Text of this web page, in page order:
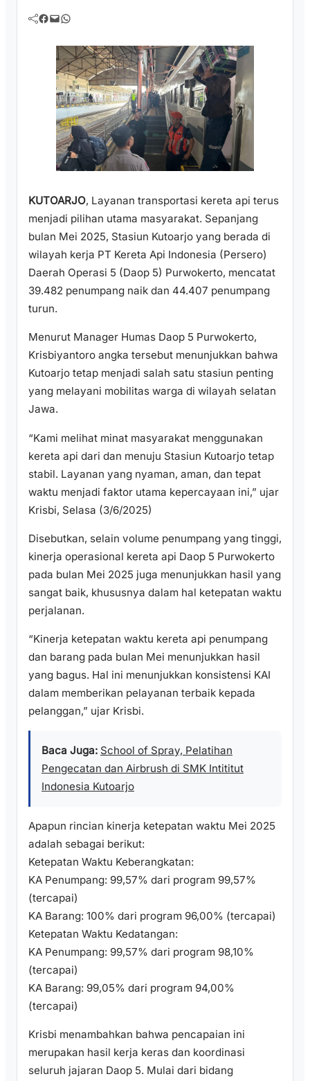
Facebook Mail WhatsApp
KUTOARJO, Layanan transportasi kereta api terus
menjadi pilihan utama masyarakat. Sepanjang
bulan Mei 2025, Stasiun Kutoarjo yang berada di
wilayah kerja PT Kereta Api Indonesia (Persero)
Daerah Operasi 5 (Daop 5) Purwokerto, mencatat
39.482 penumpang naik dan 44.407 penumpang
turun.
Menurut Manager Humas Daop 5 Purwokerto,
Krisbiyantoro angka tersebut menunjukkan bahwa
Kutoarjo tetap menjadi salah satu stasiun penting
yang melayani mobilitas warga di wilayah selatan
Jawa.
“Kami melihat minat masyarakat menggunakan
kereta api dari dan menuju Stasiun Kutoarjo tetap
stabil. Layanan yang nyaman, aman, dan tepat
waktu menjadi faktor utama kepercayaan ini,” ujar
Krisbi, Selasa (3/6/2025)
Disebutkan, selain volume penumpang yang tinggi,
kinerja operasional kereta api Daop 5 Purwokerto
pada bulan Mei 2025 juga menunjukkan hasil yang
sangat baik, khususnya dalam hal ketepatan waktu
perjalanan.
“Kinerja ketepatan waktu kereta api penumpang
dan barang pada bulan Mei menunjukkan hasil
yang bagus. Hal ini menunjukkan konsistensi KAI
dalam memberikan pelayanan terbaik kepada
pelanggan,” ujar Krisbi.
Baca Juga: School of Spray, Pelatihan
Pengecatan dan Airbrush di SMK Intititut
Indonesia Kutoarjo
Apapun rincian kinerja ketepatan waktu Mei 2025
adalah sebagai berikut:
Ketepatan Waktu Keberangkatan:
KA Penumpang: 99,57% dari program 99,57%
(tercapai)
KA Barang: 100% dari program 96,00% (tercapai)
Ketepatan Waktu Kedatangan:
KA Penumpang: 99,57% dari program 98,10%
(tercapai)
KA Barang: 99,05% dari program 94,00%
(tercapai)
Krisbi menambahkan bahwa pencapaian ini
merupakan hasil kerja keras dan koordinasi
seluruh jajaran Daop 5. Mulai dari bidang